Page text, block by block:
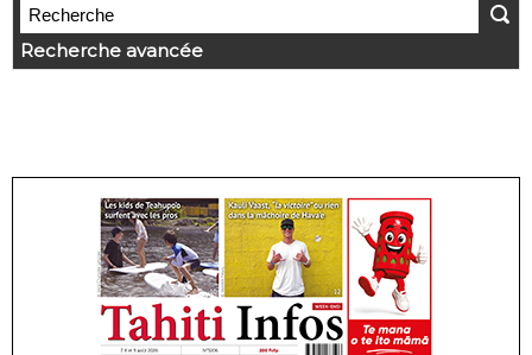
Recherche avancée